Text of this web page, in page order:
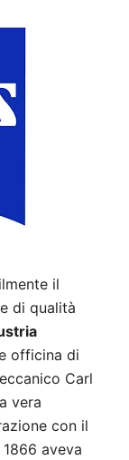
il
di qualità
officina di
Carl
vera
con il
aveva